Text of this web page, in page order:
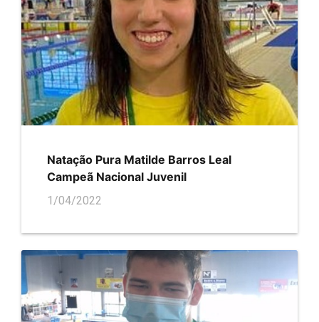
Natação Pura Matilde Barros Leal
Campeã Nacional Juvenil
1/04/2022